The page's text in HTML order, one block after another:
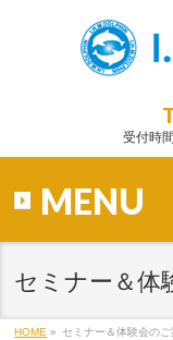
受付時
MENU
セミナー＆体
HOME » セミナー＆体験会のご